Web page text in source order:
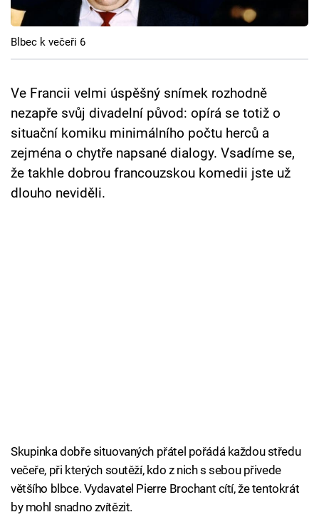
Cool Esport
Pořady
TV Program
Sledujte prima+
Přihlášení
Blbec k večeři 6
Ve Francii velmi úspěšný snímek rozhodně
nezapře svůj divadelní původ: opírá se totiž o
situační komiku minimálního počtu herců a
zejména o chytře napsané dialogy. Vsadíme se,
že takhle dobrou francouzskou komedii jste už
dlouho neviděli.
Skupinka dobře situovaných přátel pořádá každou středu
večeře, při kterých soutěží, kdo z nich s sebou přivede
většího blbce. Vydavatel Pierre Brochant cítí, že tentokrát
by mohl snadno zvítězit.